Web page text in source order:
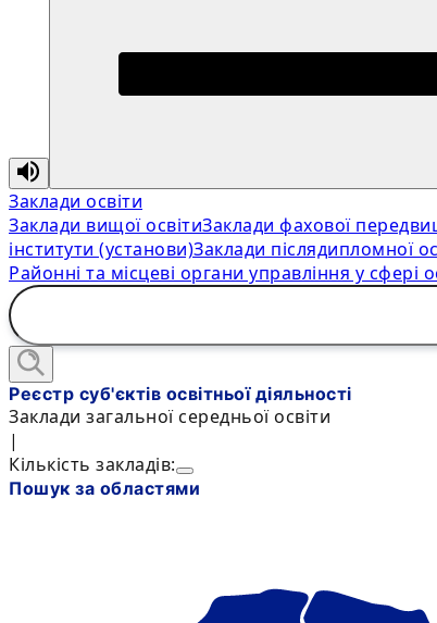
Заклади освіти
Заклади вищої освітиЗаклади фахової
інститути (установи)Заклади післядипломної
Районні та місцеві органи управління у сфері
Реєстр суб'єктів освітньої діяльності
Заклади загальної середньої освіти
|
Кількість закладів:
Пошук за областями